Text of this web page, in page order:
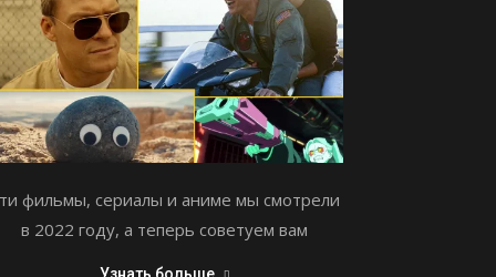
фильмы, сериалы и аниме мы смотрели
в 2022 году, а теперь советуем вам